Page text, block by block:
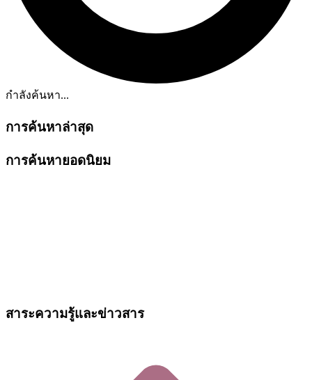
กำลังค้นหา...
การค้นหาล่าสุด
การค้นหายอดนิยม
สาระความรู้และข่าวสาร